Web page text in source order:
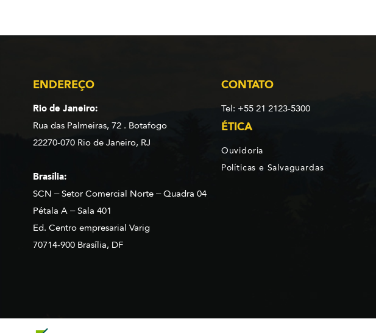
ENDEREÇO
Rio de Janeiro:
Rua das Palmeiras, 72 . Botafogo
22270-070 Rio de Janeiro, RJ
Brasília:
SCN – Setor Comercial Norte – Quadra 04
Pétala A – Sala 401
Ed. Centro empresarial Varig
70714-900 Brasília, DF
CONTATO
Tel: +55 21 2123-5300
ÉTICA
Ouvidoria
Políticas e Salvaguardas